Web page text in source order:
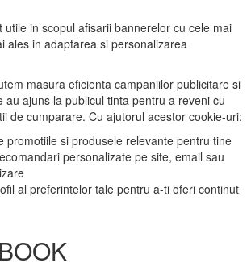
utile in scopul afisarii bannerelor cu cele mai
ales in adaptarea si personalizarea
masura eficienta campaniilor publicitare si
au ajuns la publicul tinta pentru a reveni cu
de cumparare. Cu ajutorul acestor cookie-uri:
promotiile si produsele relevante pentru tine
personalizate pe site, email sau
al preferintelor tale pentru a-ti oferi continut